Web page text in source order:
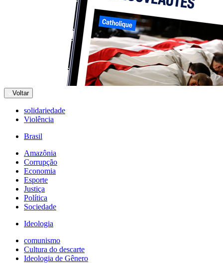
Voltar
solidariedade
Violência
Brasil
Amazônia
Corrupção
Economia
Esporte
Justiça
Política
Sociedade
Ideologia
comunismo
Cultura do descarte
Ideologia de Gênero